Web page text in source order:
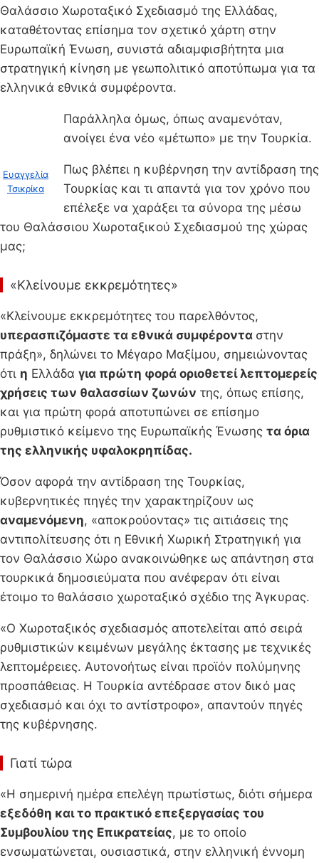
Θαλάσσιο Χωροταξικό Σχεδιασμό της Ελλάδας,
καταθέτοντας επίσημα τον σχετικό χάρτη στην
Ευρωπαϊκή Ένωση, συνιστά αδιαμφισβήτητα μια
στρατηγική κίνηση με γεωπολιτικό αποτύπωμα για τα
ελληνικά εθνικά συμφέροντα.
Ευαγγελία
Τσικρίκα
Παράλληλα όμως, όπως αναμενόταν,
ανοίγει ένα νέο «μέτωπο» με την Τουρκία.
Πως βλέπει η κυβέρνηση την αντίδραση της
Τουρκίας και τι απαντά για τον χρόνο που
επέλεξε να χαράξει τα σύνορα της μέσω
του Θαλάσσιου Χωροταξικού Σχεδιασμού της χώρας
μας;
«Κλείνουμε εκκρεμότητες»
«Κλείνουμε εκκρεμότητες του παρελθόντος,
υπερασπιζόμαστε τα εθνικά συμφέροντα στην
πράξη», δηλώνει το Μέγαρο Μαξίμου, σημειώνοντας
ότι η Ελλάδα για πρώτη φορά οριοθετεί λεπτομερείς
χρήσεις των θαλασσίων ζωνών της, όπως επίσης,
και για πρώτη φορά αποτυπώνει σε επίσημο
ρυθμιστικό κείμενο της Ευρωπαϊκής Ένωσης τα όρια
της ελληνικής υφαλοκρηπίδας.
Όσον αφορά την αντίδραση της Τουρκίας,
κυβερνητικές πηγές την χαρακτηρίζουν ως
αναμενόμενη, «αποκρούοντας» τις αιτιάσεις της
αντιπολίτευσης ότι η Εθνική Χωρική Στρατηγική για
τον Θαλάσσιο Χώρο ανακοινώθηκε ως απάντηση στα
τουρκικά δημοσιεύματα που ανέφεραν ότι είναι
έτοιμο το θαλάσσιο χωροταξικό σχέδιο της Άγκυρας.
«Ο Χωροταξικός σχεδιασμός αποτελείται από σειρά
ρυθμιστικών κειμένων μεγάλης έκτασης με τεχνικές
λεπτομέρειες. Αυτονοήτως είναι προϊόν πολύμηνης
προσπάθειας. Η Τουρκία αντέδρασε στον δικό μας
σχεδιασμό και όχι το αντίστροφο», απαντούν πηγές
της κυβέρνησης.
Γιατί τώρα
«Η σημερινή ημέρα επελέγη πρωτίστως, διότι σήμερα
εξεδόθη και το πρακτικό επεξεργασίας του
Συμβουλίου της Επικρατείας, με το οποίο
ενσωματώνεται, ουσιαστικά, στην ελληνική έννομη